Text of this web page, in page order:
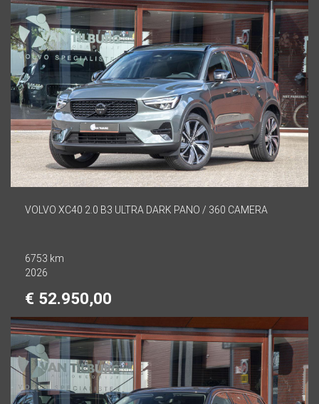
VOLVO XC40 2.0 B3 ULTRA DARK PANO / 360 CAMERA
6753 km
2026
€ 52.950,00